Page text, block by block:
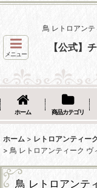
鳥 レトロアン
メニュー
【公式】
ホーム 商品カテゴリ
ホーム > レトロアンティー
> 鳥 レトロアンティーク ヴ
鳥 レトロアンテ